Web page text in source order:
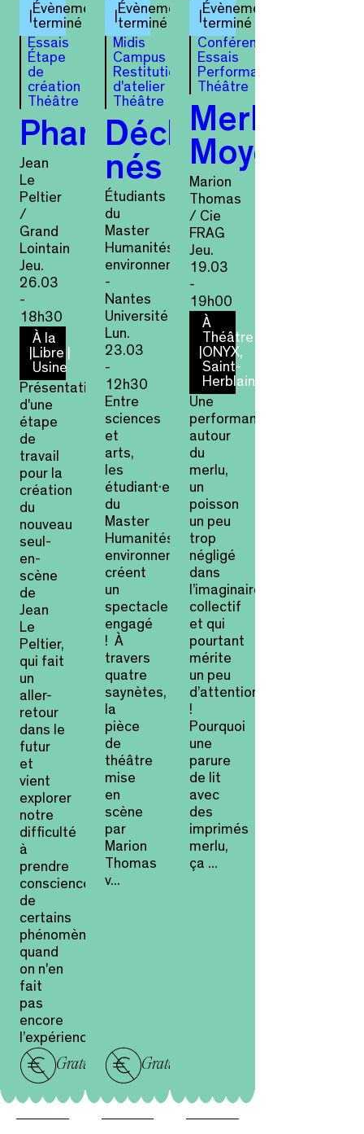
Évènement
terminé
Essais
Étape
de
création
Théâtre
Phantasia
Jean
Le
Peltier
/
Grand
Lointain
Jeu.
26.03
-
18h30
À la
Libre
Usine
Présentation
d'une
étape
de
travail
pour la
création
du
nouveau
seul-
en-
scène
de
Jean
Le
Peltier,
qui fait
un
aller-
retour
dans le
futur
et
vient
explorer
notre
difficulté
à
prendre
conscience
de
certains
phénomènes
quand
on n'en
fait
pas
encore
l’expérience.
Gratuit
Évènement
terminé
Midis
Campus
Restitution
d'atelier
Théâtre
Déchets-
nés
Étudiants
du
Master
Humanités
environnementales
-
Nantes
Université
Lun.
23.03
-
12h30
Entre
sciences
et
arts,
les
étudiant·es
du
Master
Humanités
environnementales
créent
un
spectacle
engagé
! À
travers
quatre
saynètes,
la
pièce
de
théâtre
mise
en
scène
par
Marion
Thomas
v...
Gratuit
Évènement
terminé
Conférence
Essais
Performance
Théâtre
Merlu
Moyen
Marion
Thomas
/ Cie
FRAG
Jeu.
19.03
-
19h00
À
Théâtre
ONYX,
Saint-
Herblain
Une
performance
autour
du
merlu,
un
poisson
un peu
trop
négligé
dans
l’imaginaire
collectif
et qui
pourtant
mérite
un peu
d’attention
!
Pourquoi
une
parure
de lit
avec
des
imprimés
merlu,
ça ...